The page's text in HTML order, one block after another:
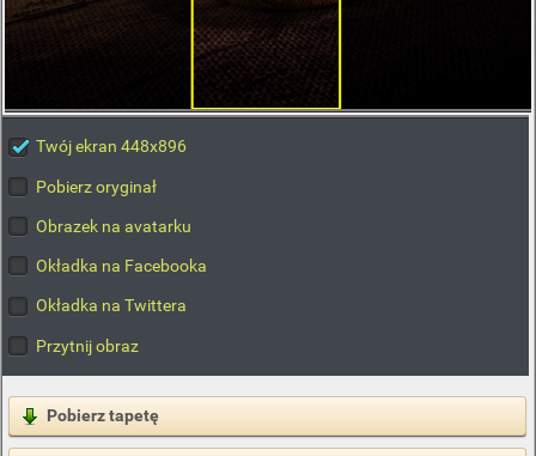
Twój ekran 448x896
Pobierz oryginał
Obrazek na avatarku
Okładka na Facebooka
Okładka na Twittera
Przytnij obraz
Pobierz tapetę